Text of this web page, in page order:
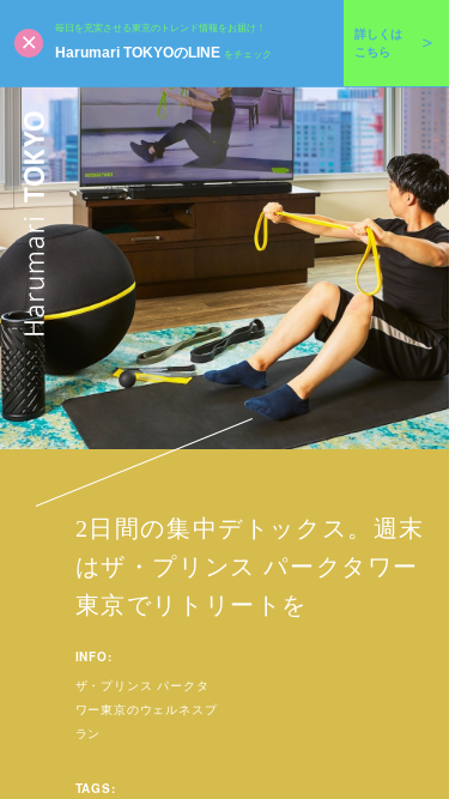
毎日を充実させる東京のトレンド情報をお届け！
Harumari TOKYOのLINE をチェック
詳しくは
こちら
2日間の集中デトックス。週末
はザ・プリンス パークタワー
東京でリトリートを
INFO:
ザ・プリンス パークタ
ワー東京のウェルネスプ
ラン
TAGS: